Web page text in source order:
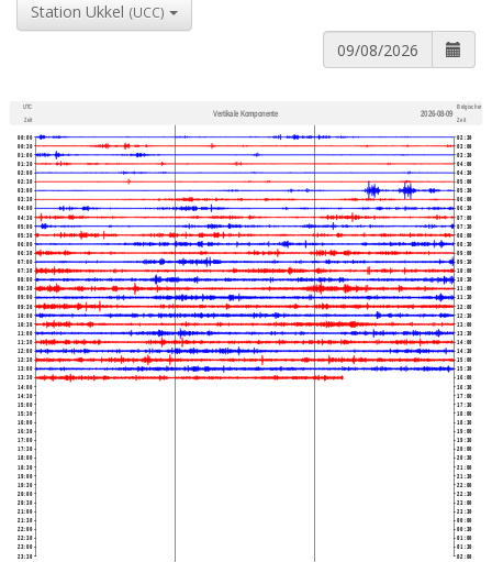
Station Ukkel (UCC)
UTC
Zeit
Vertikale Komponente 2026-08-09
Belgischer
Zeit
00:00
00:30
01:00
01:30
02:00
02:30
03:00
03:30
04:00
04:30
05:00
05:30
06:00
06:30
07:00
07:30
08:00
08:30
09:00
09:30
10:00
10:30
11:00
11:30
12:00
12:30
13:00
13:30
14:00
14:30
15:00
15:30
16:00
16:30
17:00
17:30
18:00
18:30
19:00
19:30
20:00
20:30
21:00
21:30
22:00
22:30
23:00
23:30
02:30
03:00
03:30
04:00
04:30
05:00
05:30
06:00
06:30
07:00
07:30
08:00
08:30
09:00
09:30
10:00
10:30
11:00
11:30
12:00
12:30
13:00
13:30
14:00
14:30
15:00
15:30
16:00
16:30
17:00
17:30
18:00
18:30
19:00
19:30
20:00
20:30
21:00
21:30
22:00
22:30
23:00
23:30
00:00
00:30
01:00
01:30
02:00